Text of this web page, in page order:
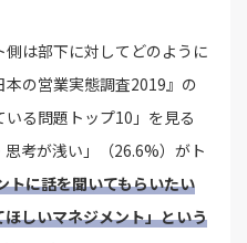
は部下に対してどのように
の営業実態調査2019』の
いる問題トップ10」を見る
考が浅い」（26.6%）がト
トに話を聞いてもらいたい
しいマネジメント」という